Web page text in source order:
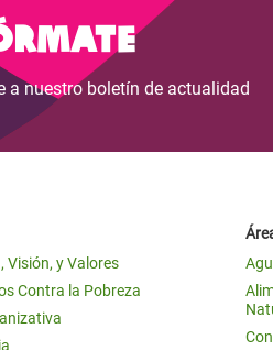
a nuestro boletín de actualidad
Visión, y Valores
Contra la Pobreza